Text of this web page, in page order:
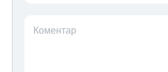
Коментар